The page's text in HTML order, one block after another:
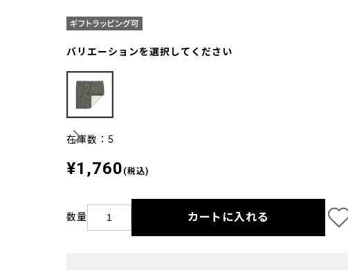
バリエーションを選択してください
在庫数：5
¥1,760 (税込)
数量 カートに入れる